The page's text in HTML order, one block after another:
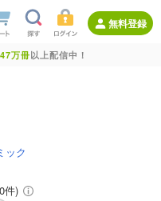
無料登録
万冊以上配信中！
ック
件)